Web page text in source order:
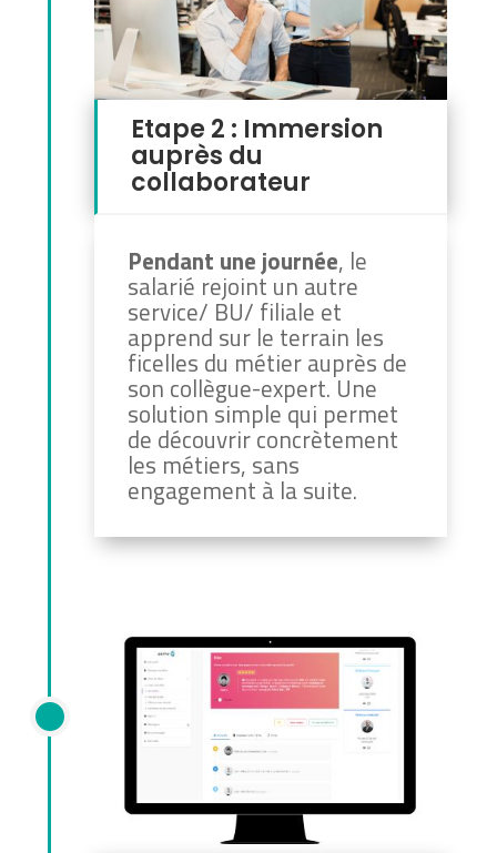
Etape 2 : Immersion
auprès du
collaborateur
Pendant une journée, le
salarié rejoint un autre
service/ BU/ filiale et
apprend sur le terrain les
ficelles du métier auprès de
son collègue-expert. Une
solution simple qui permet
de découvrir concrètement
les métiers, sans
engagement à la suite.